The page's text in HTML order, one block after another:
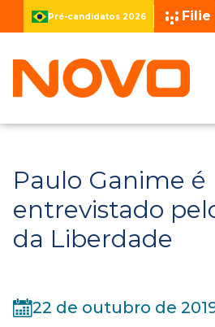
Pré-candidatos 2026 Filie
Paulo Ganime é
entrevistado
da Liberdade
22 de outubro de